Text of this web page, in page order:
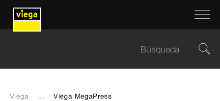
Viega ... Viega MegaPress